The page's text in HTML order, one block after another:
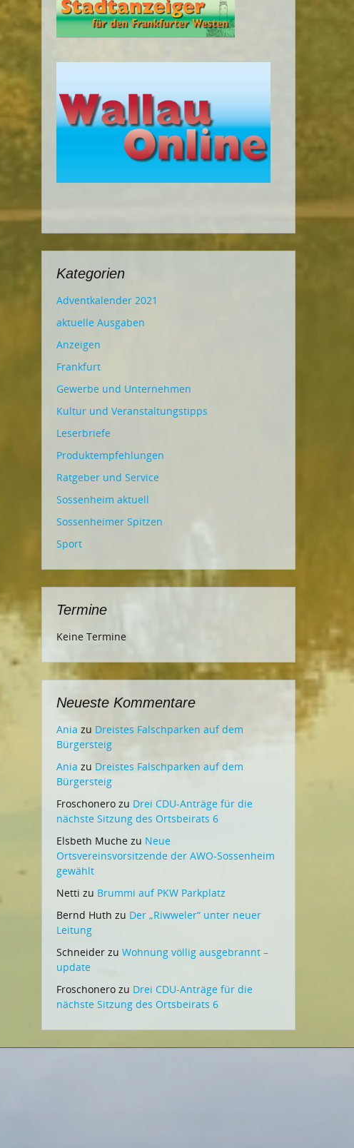
Kategorien
Adventkalender 2021
aktuelle Ausgaben
Anzeigen
Frankfurt
Gewerbe und Unternehmen
Kultur und Veranstaltungstipps
Leserbriefe
Produktempfehlungen
Ratgeber und Service
Sossenheim aktuell
Sossenheimer Spitzen
Sport
Termine
Keine Termine
Neueste Kommentare
Ania zu Dreistes Falschparken auf dem
Bürgersteig
Ania zu Dreistes Falschparken auf dem
Bürgersteig
Froschonero zu Drei CDU-Anträge für die
nächste Sitzung des Ortsbeirats 6
Elsbeth Muche zu Neue
Ortsvereinsvorsitzende der AWO-Sossenheim
gewählt
Netti zu Brummi auf PKW Parkplatz
Bernd Huth zu Der „Riwweler“ unter neuer
Leitung
Schneider zu Wohnung völlig ausgebrannt –
update
Froschonero zu Drei CDU-Anträge für die
nächste Sitzung des Ortsbeirats 6